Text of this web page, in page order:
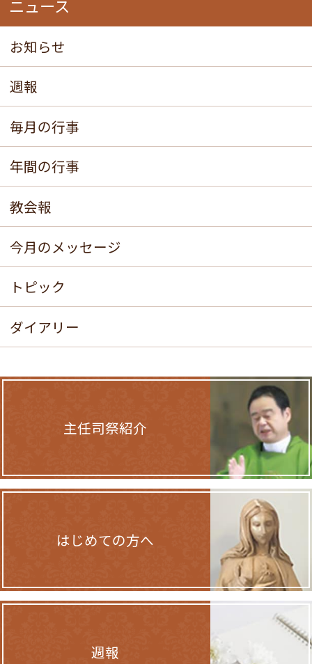
ニュース
お知らせ
週報
毎月の行事
年間の行事
教会報
今月のメッセージ
トピック
ダイアリー
主任司祭紹介
はじめての方へ
週報